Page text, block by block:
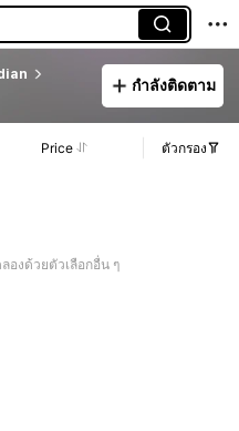
กำลังติดตาม
Price ตัวกรอง
องด้วยตัวเลือกอื่น ๆ